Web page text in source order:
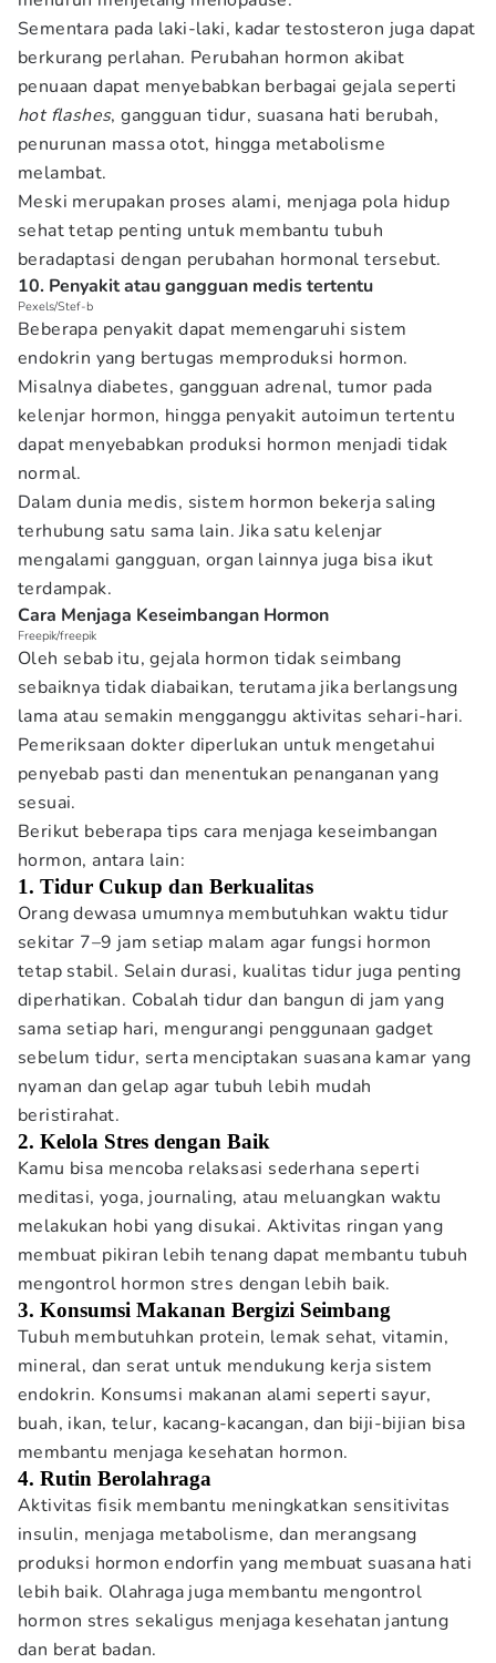
Sementara pada laki-laki, kadar testosteron juga dapat
berkurang perlahan. Perubahan hormon akibat
penuaan dapat menyebabkan berbagai gejala seperti
hot flashes, gangguan tidur, suasana hati berubah,
penurunan massa otot, hingga metabolisme
melambat.
Meski merupakan proses alami, menjaga pola hidup
sehat tetap penting untuk membantu tubuh
beradaptasi dengan perubahan hormonal tersebut.
10. Penyakit atau gangguan medis tertentu
Pexels/Stef-b
Beberapa penyakit dapat memengaruhi sistem
endokrin yang bertugas memproduksi hormon.
Misalnya diabetes, gangguan adrenal, tumor pada
kelenjar hormon, hingga penyakit autoimun tertentu
dapat menyebabkan produksi hormon menjadi tidak
normal.
Dalam dunia medis, sistem hormon bekerja saling
terhubung satu sama lain. Jika satu kelenjar
mengalami gangguan, organ lainnya juga bisa ikut
terdampak.
Cara Menjaga Keseimbangan Hormon
Freepik/freepik
Oleh sebab itu, gejala hormon tidak seimbang
sebaiknya tidak diabaikan, terutama jika berlangsung
lama atau semakin mengganggu aktivitas sehari-hari.
Pemeriksaan dokter diperlukan untuk mengetahui
penyebab pasti dan menentukan penanganan yang
sesuai.
Berikut beberapa tips cara menjaga keseimbangan
hormon, antara lain:
1. Tidur Cukup dan Berkualitas
Orang dewasa umumnya membutuhkan waktu tidur
sekitar 7–9 jam setiap malam agar fungsi hormon
tetap stabil. Selain durasi, kualitas tidur juga penting
diperhatikan. Cobalah tidur dan bangun di jam yang
sama setiap hari, mengurangi penggunaan gadget
sebelum tidur, serta menciptakan suasana kamar yang
nyaman dan gelap agar tubuh lebih mudah
beristirahat.
2. Kelola Stres dengan Baik
Kamu bisa mencoba relaksasi sederhana seperti
meditasi, yoga, journaling, atau meluangkan waktu
melakukan hobi yang disukai. Aktivitas ringan yang
membuat pikiran lebih tenang dapat membantu tubuh
mengontrol hormon stres dengan lebih baik.
3. Konsumsi Makanan Bergizi Seimbang
Tubuh membutuhkan protein, lemak sehat, vitamin,
mineral, dan serat untuk mendukung kerja sistem
endokrin. Konsumsi makanan alami seperti sayur,
buah, ikan, telur, kacang-kacangan, dan biji-bijian bisa
membantu menjaga kesehatan hormon.
4. Rutin Berolahraga
Aktivitas fisik membantu meningkatkan sensitivitas
insulin, menjaga metabolisme, dan merangsang
produksi hormon endorfin yang membuat suasana hati
lebih baik. Olahraga juga membantu mengontrol
hormon stres sekaligus menjaga kesehatan jantung
dan berat badan.